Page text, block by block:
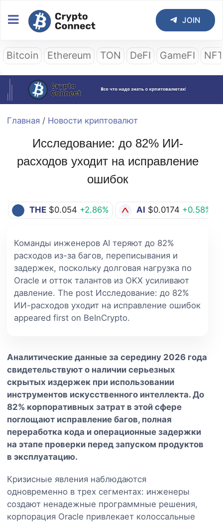
JOIN
Bitcoin Ethereum TON DeFI GameFI
Главная / Новости криптовалют
Исследование: до 82% ИИ-
расходов уходит на исправление
ошибок
THE $0.054 +2.86% AI $0.0174 +0.58%
Команды инженеров AI теряют до 82%
расходов из-за багов, переписывания и
задержек, поскольку долговая нагрузка по
Oracle и отток талантов из OKX усиливают
давление. The post Исследование: до 82%
ИИ-расходов уходит на исправление ошибок
appeared first on BeInCrypto.
Аналитические данные за середину 2026 года
свидетельствуют о наличии серьезных
скрытых издержек при использовании
инструментов искусственного интеллекта. До
82% корпоративных затрат в этой сфере
поглощают исправление багов, полная
переработка кода и операционные задержки
на этапе проверки перед запуском продуктов
в эксплуатацию.
Кризисные явления наблюдаются
одновременно в трех сегментах: инженеры
создают ненадежные программные решения,
корпорация Oracle привлекает колоссальные